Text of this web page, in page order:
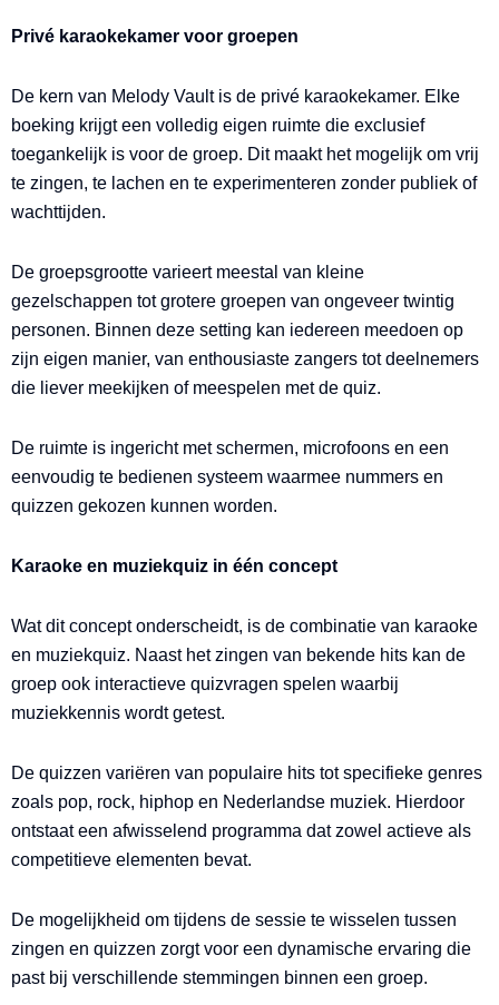
Privé karaokekamer voor groepen
De kern van Melody Vault is de privé karaokekamer. Elke
boeking krijgt een volledig eigen ruimte die exclusief
toegankelijk is voor de groep. Dit maakt het mogelijk om vrij
te zingen, te lachen en te experimenteren zonder publiek of
wachttijden.
De groepsgrootte varieert meestal van kleine
gezelschappen tot grotere groepen van ongeveer twintig
personen. Binnen deze setting kan iedereen meedoen op
zijn eigen manier, van enthousiaste zangers tot deelnemers
die liever meekijken of meespelen met de quiz.
De ruimte is ingericht met schermen, microfoons en een
eenvoudig te bedienen systeem waarmee nummers en
quizzen gekozen kunnen worden.
Karaoke en muziekquiz in één concept
Wat dit concept onderscheidt, is de combinatie van karaoke
en muziekquiz. Naast het zingen van bekende hits kan de
groep ook interactieve quizvragen spelen waarbij
muziekkennis wordt getest.
De quizzen variëren van populaire hits tot specifieke genres
zoals pop, rock, hiphop en Nederlandse muziek. Hierdoor
ontstaat een afwisselend programma dat zowel actieve als
competitieve elementen bevat.
De mogelijkheid om tijdens de sessie te wisselen tussen
zingen en quizzen zorgt voor een dynamische ervaring die
past bij verschillende stemmingen binnen een groep.